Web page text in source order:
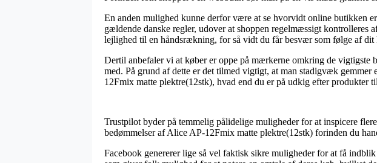
En anden mulighed kunne derfor være at se hvorvidt online butikken
gældende danske regler, udover at shoppen regelmæssigt kontrolleres
lejlighed til en håndsrækning, for så vidt du får besvær som følge af dit
Dertil anbefaler vi at køber er oppe på mærkerne omkring de vigtigste
med. På grund af dette er det tilmed vigtigt, at man stadigvæk
12Fmix matte plektre(12stk), hvad end du er på udkig efter produkter
Trustpilot byder på temmelig pålidelige muligheder for at inspicere
bedømmelser af Alice AP-12Fmix matte plektre(12stk) forinden du
Facebook genererer lige så vel faktisk sikre muligheder for at få